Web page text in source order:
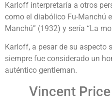
Karloff interpretaría a otros
como el diabólico Fu-Manchú
Manchú” (1932) y sería “La
Karloff, a pesar de su aspecto
siempre fue considerado un
auténtico gentleman.
Vincent